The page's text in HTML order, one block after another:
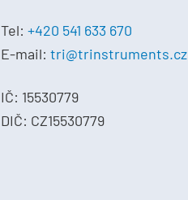
Tel: +420 541 633 670
E-mail: tri@trinstruments.cz
IČ: 15530779
DIČ: CZ15530779